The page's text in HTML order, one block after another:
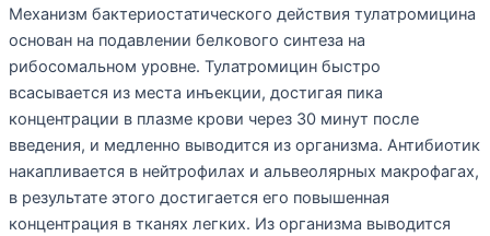
Механизм бактериостатического действия тулатромицина
основан на подавлении белкового синтеза на
рибосомальном уровне. Тулатромицин быстро
всасывается из места инъекции, достигая пика
концентрации в плазме крови через 30 минут после
введения, и медленно выводится из организма. Антибиотик
накапливается в нейтрофилах и альвеолярных макрофагах,
в результате этого достигается его повышенная
концентрация в тканях легких. Из организма выводится